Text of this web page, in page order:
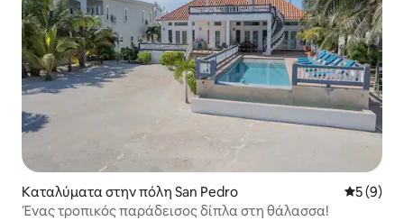
Καταλύματα στην πόλη San Pedro Μέση
5 (9)
Ένας τροπικός παράδεισος δίπλα στη θάλασσα!